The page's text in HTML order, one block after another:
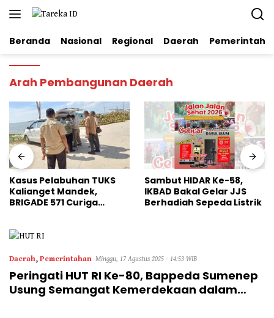
Langsung
Beranda Nasional Regional Daerah
Arah Pembangunan Daerah
Kasus Pelabuhan TUKS
Kalianget Mandek,
BRIGADE 571 Curiga
Sambut HIDAR Ke-58,
IKBAD Bakal Gelar JJS
Berhadiah Sepeda Listrik
Daerah, Pemerintahan Minggu, 17 Agustus 2025 - 14:53 WIB
Peringati HUT RI Ke-80, Bappeda Sumenep
Usung Semangat Kemerdekaan dalam